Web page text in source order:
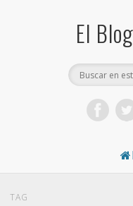
El
TAG